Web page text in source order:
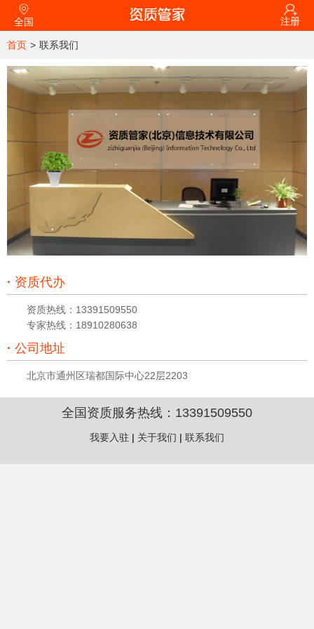
全国 注册
首页 > 联系我们
· 资质代办
资质热线：13391509550
专家热线：18910280638
· 公司地址
北京市通州区瑞都国际中心22层2203
全国资质服务热线： 13391509550
我要入驻 | 关于我们 | 联系我们